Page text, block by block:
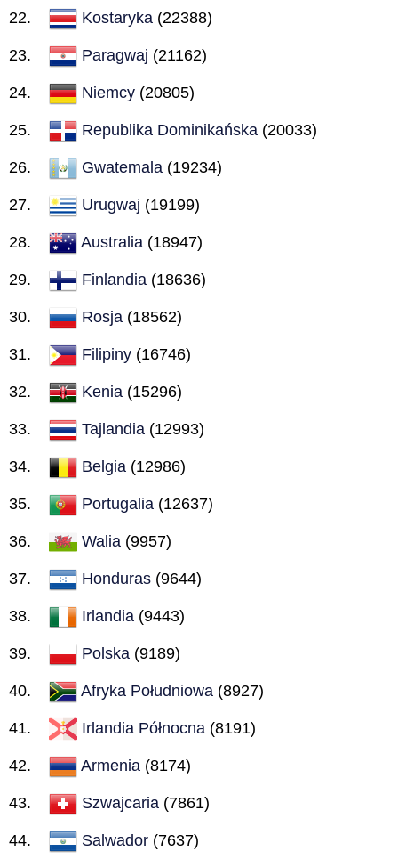
Kostaryka (22388)
Paragwaj (21162)
Niemcy (20805)
Republika Dominikańska (20033)
Gwatemala (19234)
Urugwaj (19199)
Australia (18947)
Finlandia (18636)
Rosja (18562)
Filipiny (16746)
Kenia (15296)
Tajlandia (12993)
Belgia (12986)
Portugalia (12637)
Walia (9957)
Honduras (9644)
Irlandia (9443)
Polska (9189)
Afryka Południowa (8927)
Irlandia Północna (8191)
Armenia (8174)
Szwajcaria (7861)
Salwador (7637)